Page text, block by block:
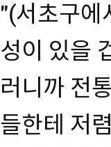
"(서초구에
성이 있을
러니까 전
들한테 저